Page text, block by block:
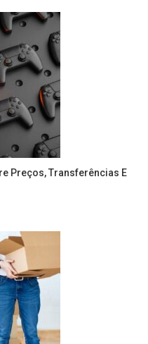
Preços, Transferências E